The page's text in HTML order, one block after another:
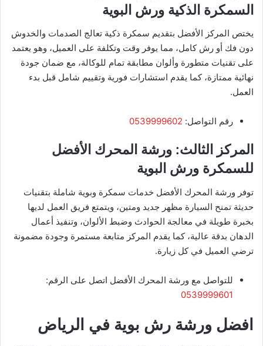
السمكرة الذكية ورش البوية
يختص المركز الأفضل بتقديم سمكرة ذكية تعالج الصدمات والخدوش
دون فك أو رش كامل، مما يوفر وقت وتكلفة على العميل، وهو يعتمد
على تقنيات متطورة وألوان مطابقة تمام للوكالة، مع ضمان جودة
نهائية ممتازة، كما يقدم استشارات فورية وتقييم شامل قبل بدء
العمل.
رقم التواصل: 0539999602
المركز الثالث: ورشة المحرك الأفضل
للسمكرة ورش البوية
توفر ورشة المحرك الأفضل خدمات سمكرة وبوية شاملة بتقنيات
حديثة تمنح السيارة مظهر جديد ومتين، ويتمتع فريق العمل لديها
بخبرة طويلة في معالجة الحوادث وضبط الألوان، وتنفيذ أعمال
الدهان بدقة عالية، كما يقدم المركز متابعة مستمرة وجودة مضمونة
ترضي العميل في كل زيارة.
للتواصل مع ورشة المحرك الأفضل اتصل على الرقم:
0539999601
افضل ورشة رش بوية في الرياض